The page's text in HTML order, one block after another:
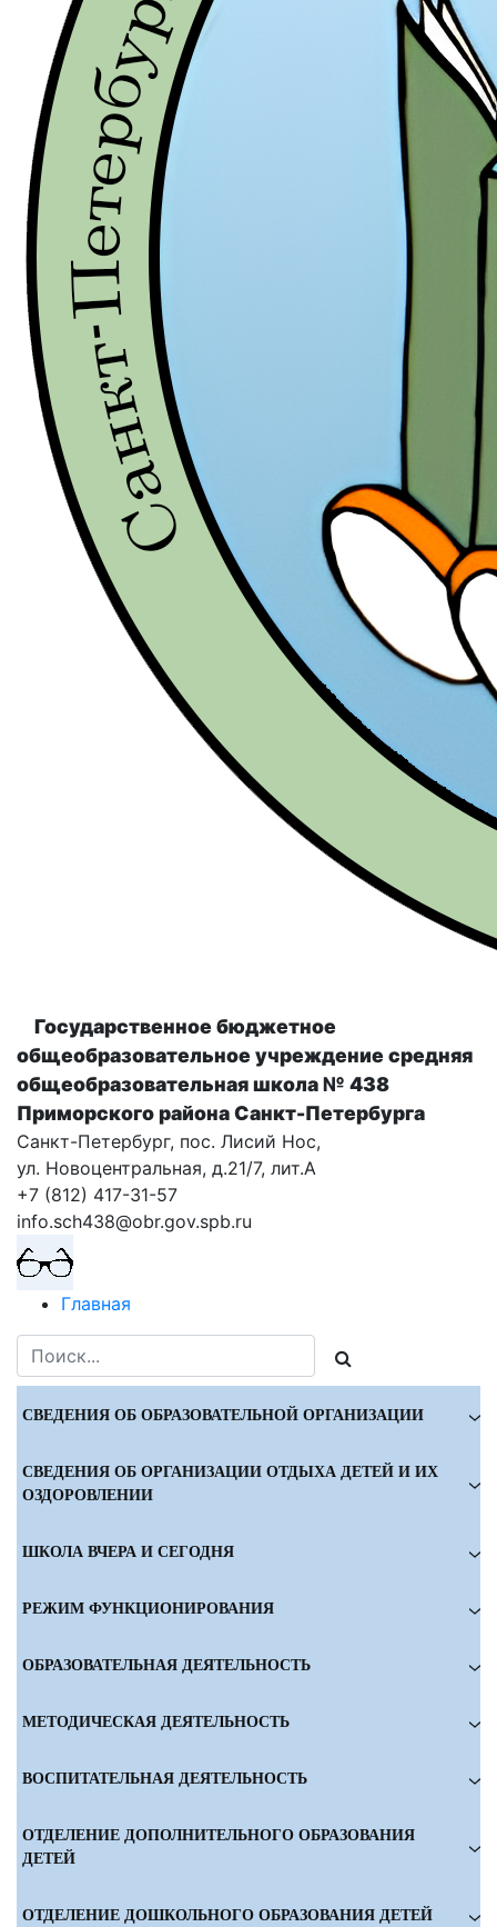
Государственное бюджетное
общеобразовательное учреждение cредняя
общеобразовательная школа № 438
Приморского района Санкт-Петербурга
Санкт-Петербург, пос. Лисий Нос,
ул. Новоцентральная, д.21/7, лит.А
+7 (812) 417-31-57
info.sch438@obr.gov.spb.ru
Главная
СВЕДЕНИЯ ОБ ОБРАЗОВАТЕЛЬНОЙ ОРГАНИЗАЦИИ
СВЕДЕНИЯ ОБ ОРГАНИЗАЦИИ ОТДЫХА ДЕТЕЙ И ИХ
ОЗДОРОВЛЕНИИ
ШКОЛА ВЧЕРА И СЕГОДНЯ
РЕЖИМ ФУНКЦИОНИРОВАНИЯ
ОБРАЗОВАТЕЛЬНАЯ ДЕЯТЕЛЬНОСТЬ
МЕТОДИЧЕСКАЯ ДЕЯТЕЛЬНОСТЬ
ВОСПИТАТЕЛЬНАЯ ДЕЯТЕЛЬНОСТЬ
ОТДЕЛЕНИЕ ДОПОЛНИТЕЛЬНОГО ОБРАЗОВАНИЯ
ДЕТЕЙ
ОТДЕЛЕНИЕ ДОШКОЛЬНОГО ОБРАЗОВАНИЯ ДЕТЕЙ